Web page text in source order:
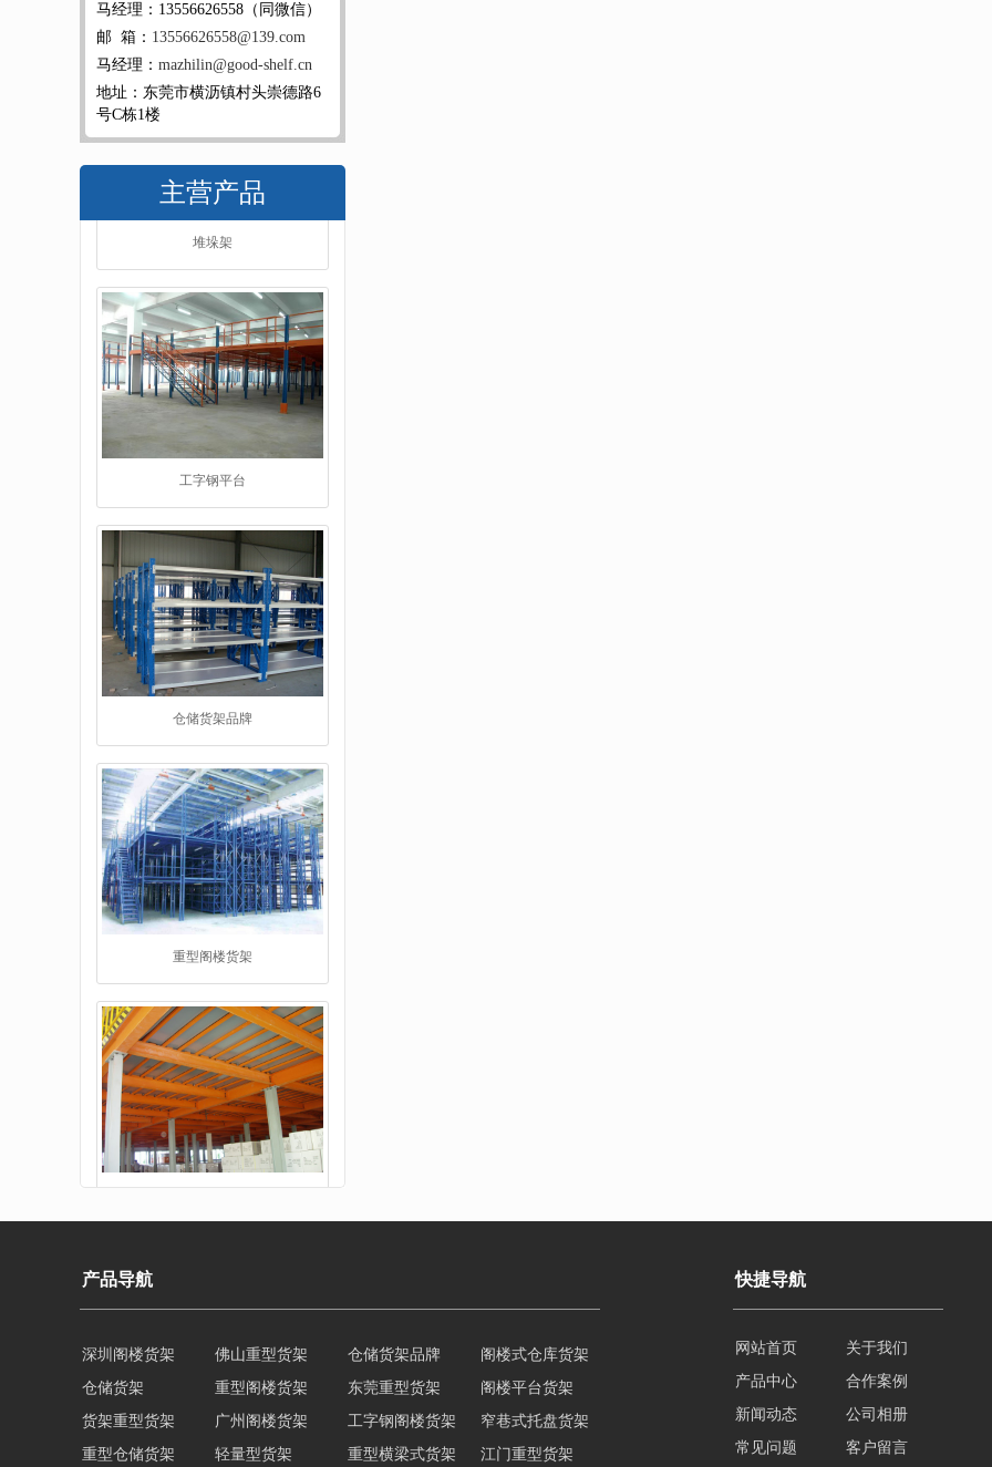
马经理：13556626558（同微信）
邮 箱： 13556626558@139.com
马经理： mazhilin@good-shelf.cn
地址：东莞市横沥镇村头崇德路6
号C栋1楼
主营产品
工字钢平台
仓储货架品牌
重型阁楼货架
阁楼平台货架
工字钢阁楼货架
产品导航
深圳阁楼货架 佛山重型货架 仓储货架品牌
阁楼式仓库货架
仓储货架
重型阁楼货架 东莞重型货架
阁楼平台货架
货架重型货架
广州阁楼货架 工字钢阁楼货架
窄巷式托盘货架
重型仓储货架
轻量型货架 重型横梁式货架 江门重型货架
快捷导航
网站首页
关于我们
产品中心
合作案例
新闻动态
公司相册
常见问题
客户留言